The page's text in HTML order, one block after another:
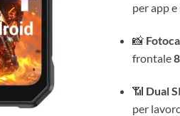
per app
📸
frontale
📶 Dual
per